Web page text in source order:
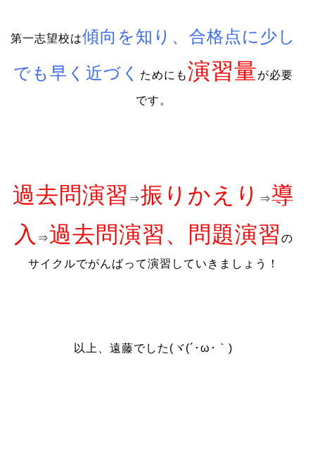
第一志望校は傾向を知り、合格点に少し
でも早く近づく
ためにも 演習量が必要
です。
過去問演習 ⇒振りかえり ⇒導
入 ⇒過去問演習、問題演習 の
サイクルでがんばって演習していきましょう！
以上、遠藤でした(ヾ(´･ω･｀)